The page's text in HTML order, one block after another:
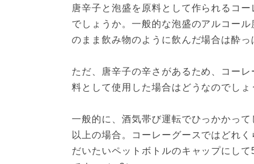
唐辛子と泡盛を原料として作られるコ
でしょうか。一般的な泡盛のアルコー
のまま飲み物のように飲んだ場合は酔っ
ただ、唐辛子の辛さがあるため、コー
料として使用した場合はどうなのでしょ
一般的に、酒気帯び運転でひっかかっ
以上の場合。コーレーグースではどれ
だいたいペットボトルのキャップにし